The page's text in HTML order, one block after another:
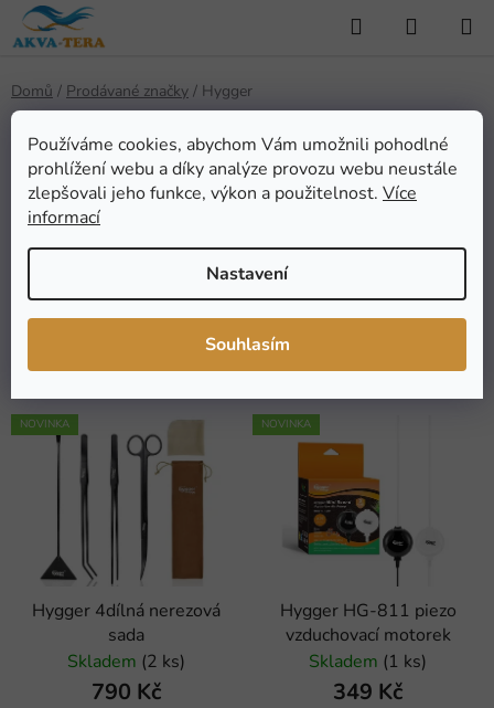
Používáme cookies, abychom Vám umožnili pohodlné
prohlížení webu a díky analýze provozu webu neustále
zlepšovali jeho funkce, výkon a použitelnost. Více
informací
Nastavení
Souhlasím
Přejít
na
Hledat
Domů / Prodávané značky / Hygger
Hygger
z
e
V
ý
NOVINKA
Hygger 4dílná nerezová
sada
Skladem (2 ks)
790 Kč
NOVINKA
Hygger HG-811 piezo
vzduchovací motorek
Skladem (1 ks)
349 Kč